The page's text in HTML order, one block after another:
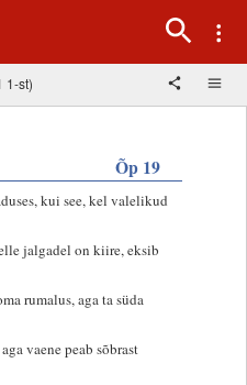
1-st)
Õp 19
kui see, kel valelikud
jalgadel on kiire, eksib
rumalus, aga ta süda
vaene peab sõbrast